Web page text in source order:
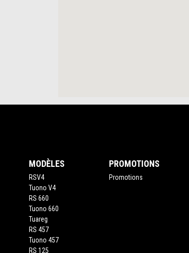
MODÈLES
RSV4
Tuono V4
RS 660
Tuono 660
Tuareg
RS 457
Tuono 457
RS 125
PROMOTIONS
Promotions